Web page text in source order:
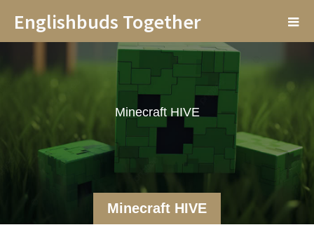
Englishbuds Together
Minecraft HIVE
ecraft HIVEでミ ゲ